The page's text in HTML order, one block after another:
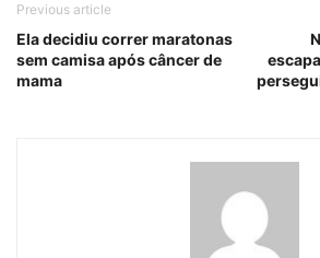
Previous article
Ela decidiu correr maratonas
sem camisa após câncer de
mama